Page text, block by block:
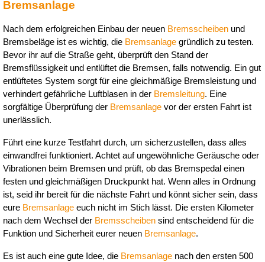
Bremsanlage
Nach dem erfolgreichen Einbau der neuen Bremsscheiben und
Bremsbeläge ist es wichtig, die Bremsanlage gründlich zu testen.
Bevor ihr auf die Straße geht, überprüft den Stand der
Bremsflüssigkeit und entlüftet die Bremsen, falls notwendig. Ein gut
entlüftetes System sorgt für eine gleichmäßige Bremsleistung und
verhindert gefährliche Luftblasen in der Bremsleitung. Eine
sorgfältige Überprüfung der Bremsanlage vor der ersten Fahrt ist
unerlässlich.
Führt eine kurze Testfahrt durch, um sicherzustellen, dass alles
einwandfrei funktioniert. Achtet auf ungewöhnliche Geräusche oder
Vibrationen beim Bremsen und prüft, ob das Bremspedal einen
festen und gleichmäßigen Druckpunkt hat. Wenn alles in Ordnung
ist, seid ihr bereit für die nächste Fahrt und könnt sicher sein, dass
eure Bremsanlage euch nicht im Stich lässt. Die ersten Kilometer
nach dem Wechsel der Bremsscheiben sind entscheidend für die
Funktion und Sicherheit eurer neuen Bremsanlage.
Es ist auch eine gute Idee, die Bremsanlage nach den ersten 500